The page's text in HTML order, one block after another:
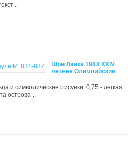
..
Шри Ланка 1988 XXIV
летние Олимпийские
и символические рисунки. 0,75 - легкая
острова ..